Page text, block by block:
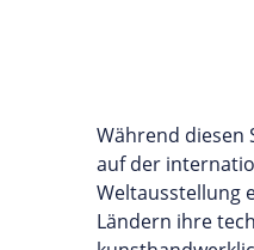
Während diesen
auf der
Weltausstellung
Ländern ihre